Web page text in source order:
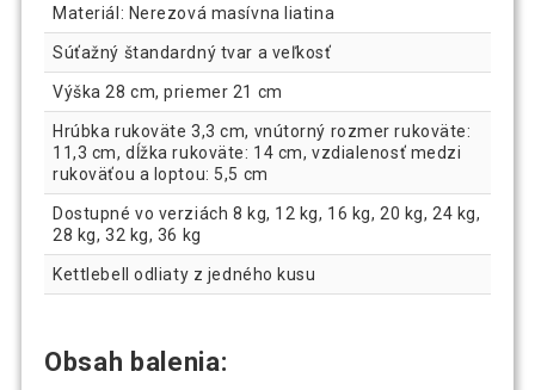
Materiál: Nerezová masívna liatina
Súťažný štandardný tvar a veľkosť
Výška 28 cm, priemer 21 cm
Hrúbka rukoväte 3,3 cm, vnútorný rozmer rukoväte:
11,3 cm, dĺžka rukoväte: 14 cm, vzdialenosť medzi
rukoväťou a loptou: 5,5 cm
Dostupné vo verziách 8 kg, 12 kg, 16 kg, 20 kg, 24 kg,
28 kg, 32 kg, 36 kg
Kettlebell odliaty z jedného kusu
Obsah balenia: